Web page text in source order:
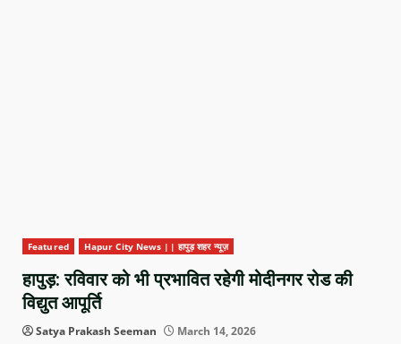
Featured Hapur City News || हापुड़ शहर न्यूज़
हापुड़: रविवार को भी प्रभावित रहेगी मोदीनगर रोड की
विद्युत आपूर्ति
Satya Prakash Seeman March 14, 2026